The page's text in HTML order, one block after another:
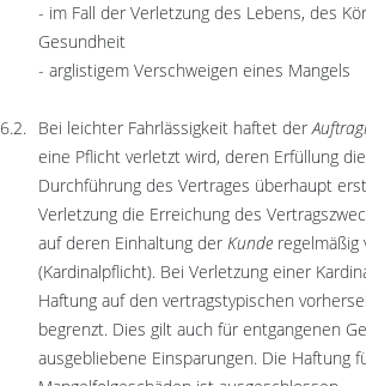
- im Fall der Verletzung des Lebens, des
Gesundheit
- arglistigem Verschweigen eines Mangels
Bei leichter Fahrlässigkeit haftet der
eine Pflicht verletzt wird, deren Erfüllung
Durchführung des Vertrages überhaupt
Verletzung die Erreichung des
auf deren Einhaltung der Kunde regelmäßig
(Kardinalpflicht). Bei Verletzung einer
Haftung auf den vertragstypischen
begrenzt. Dies gilt auch für entgangenen
ausgebliebene Einsparungen. Die Haftung